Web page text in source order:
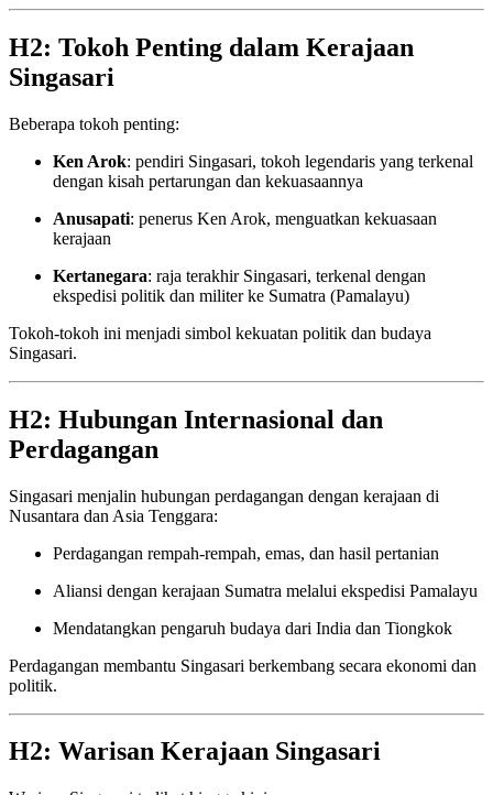
H2: Tokoh Penting dalam Kerajaan
Singasari
Beberapa tokoh penting:
Ken Arok: pendiri Singasari, tokoh legendaris yang terkenal
dengan kisah pertarungan dan kekuasaannya
Anusapati: penerus Ken Arok, menguatkan kekuasaan
kerajaan
Kertanegara: raja terakhir Singasari, terkenal dengan
ekspedisi politik dan militer ke Sumatra (Pamalayu)
Tokoh-tokoh ini menjadi simbol kekuatan politik dan budaya
Singasari.
H2: Hubungan Internasional dan
Perdagangan
Singasari menjalin hubungan perdagangan dengan kerajaan di
Nusantara dan Asia Tenggara:
Perdagangan rempah-rempah, emas, dan hasil pertanian
Aliansi dengan kerajaan Sumatra melalui ekspedisi Pamalayu
Mendatangkan pengaruh budaya dari India dan Tiongkok
Perdagangan membantu Singasari berkembang secara ekonomi dan
politik.
H2: Warisan Kerajaan Singasari